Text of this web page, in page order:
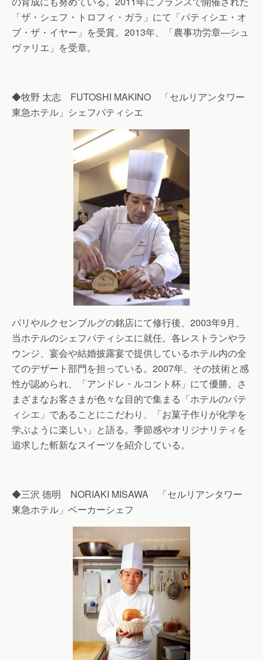
「ザ・シェフ・トロフィ・ガラ」にて「パティシエ・オ
ブ・ザ・イヤー」を受賞。2013年、「農事功労章―シュ
ヴァリエ」を受章。
◆牧野 太志 FUTOSHI MAKINO 「セルリアンタワー
東急ホテル」シェフパティシエ
パリやルクセンブルグの銘店にて修行後、2003年9月、
当ホテルのシェフパティシエに就任。各レストランやラ
ウンジ、宴会や結婚披露宴で提供しているホテル内の全
てのデザート部門を担っている。2007年、その技術と感
性が認められ、「アンドレ・ルコント杯」にて優勝。さ
まざまなお客さまが色々な目的で集まる「ホテルのパテ
ィシエ」であることにこだわり、「お菓子作りが化学を
学ぶように楽しい」と語る。季節感やオリジナリティを
追求した斬新なスイーツを紹介している。
◆三沢 徳明 NORIAKI MISAWA 「セルリアンタワー
東急ホテル」ベーカーシェフ